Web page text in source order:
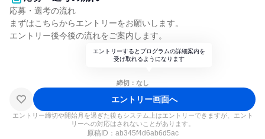
応募・選考の流れ
まずはこちらからエントリーをお願いします。
エントリー後今後の流れをご案内します。
エントリーするとプログラムの詳細案内を
受け取れるようになります
締切：なし
エントリー画面へ
エントリー締切や開始月を過ぎた後もシステム上はエントリーできますが、エント
リーへの対応はされないことがあります。
原稿ID： ab345f4d6ab6d5ac